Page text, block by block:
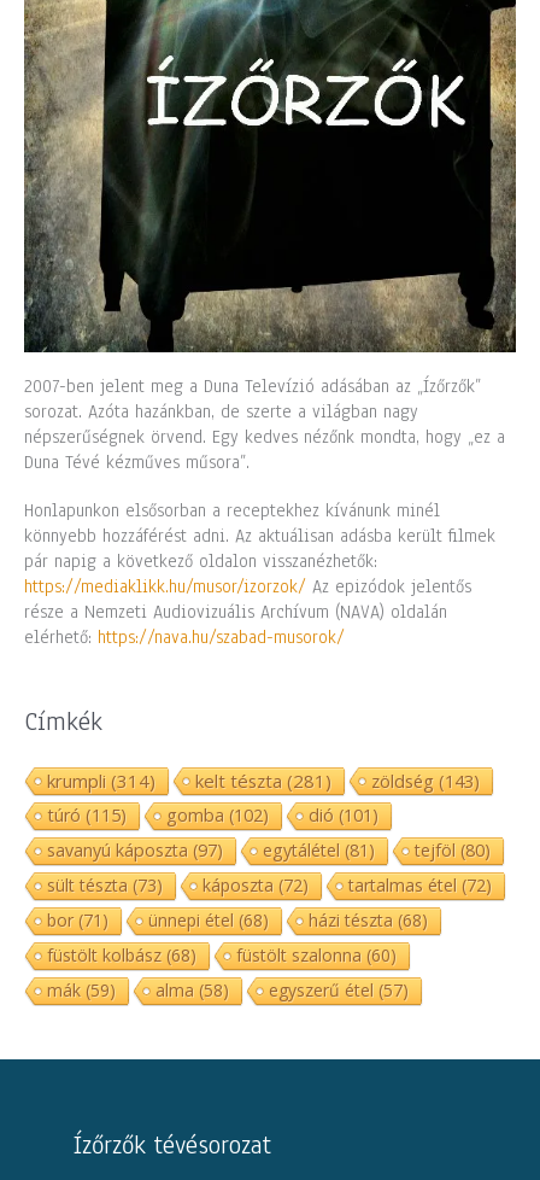
2007-ben jelent meg a Duna Televízió adásában az „Ízőrzők”
sorozat. Azóta hazánkban, de szerte a világban nagy
népszerűségnek örvend. Egy kedves nézőnk mondta, hogy „ez a
Duna Tévé kézműves műsora”.
Honlapunkon elsősorban a receptekhez kívánunk minél
könnyebb hozzáférést adni. Az aktuálisan adásba került filmek
pár napig a következő oldalon visszanézhetők:
https://mediaklikk.hu/musor/izorzok/ Az epizódok jelentős
része a Nemzeti Audiovizuális Archívum (NAVA) oldalán
elérhető: https://nava.hu/szabad-musorok/
Címkék
krumpli(314) kelt tészta(281) zöldség(143)
túró (115) gomba (102) dió (101)
savanyú káposzta (97) egytálétel (81) tejföl (80)
sült tészta (73) káposzta (72) tartalmas étel (72)
bor(71) ünnepi étel (68) házi tészta (68)
füstölt kolbász(68) füstölt szalonna (60)
mák(59) alma (58) egyszerű étel (57)
Ízőrzők tévésorozat